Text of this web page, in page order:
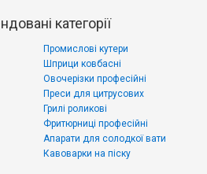
категорії
Промислові кутери
Шприци ковбасні
Овочерізки професійні
Преси для цитрусових
Грилі роликові
Фритюрниці професійні
Апарати для солодкої вати
Кавоварки на піску